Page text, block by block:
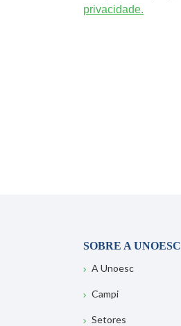
privacidade.
SOBRE A UNOESC
A Unoesc
Campi
Setores